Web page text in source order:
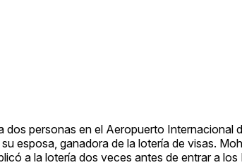
personas en el Aeropuerto Internacional
esposa, ganadora de la lotería de visas.
a la lotería dos veces antes de entrar a